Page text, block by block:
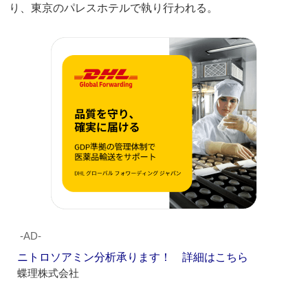
り、東京のパレスホテルで執り行われる。
‐AD‐
ニトロソアミン分析承ります！ 詳細はこちら
蝶理株式会社